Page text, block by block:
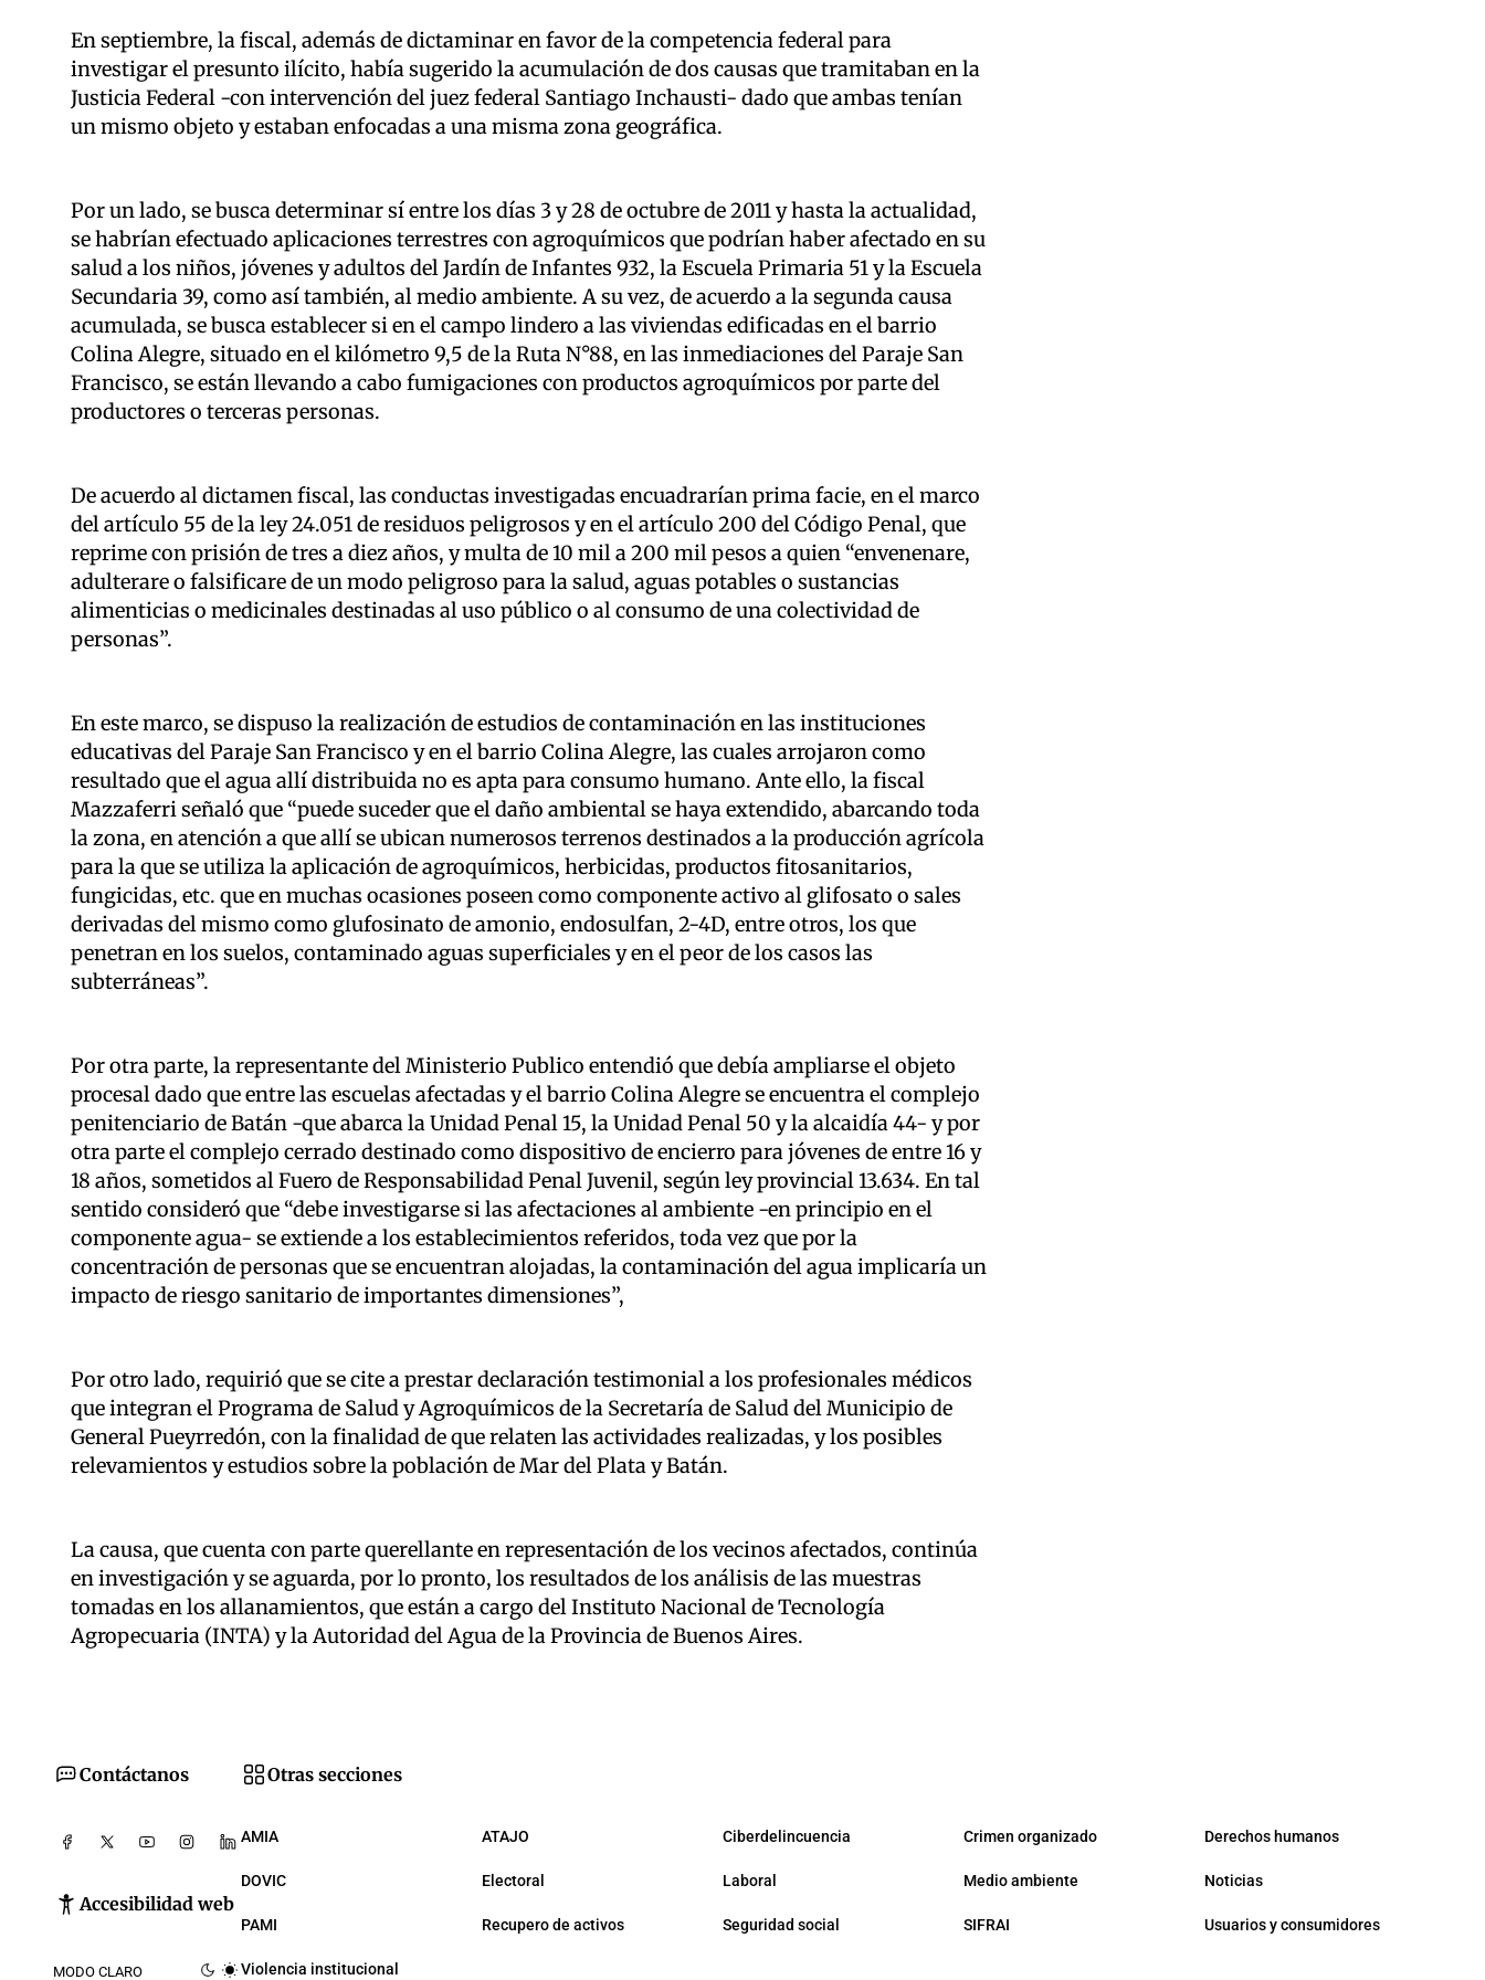
En septiembre, la fiscal, además de dictaminar en favor de la competencia federal para
investigar el presunto ilícito, había sugerido la acumulación de dos causas que tramitaban en la
Justicia Federal -con intervención del juez federal Santiago Inchausti- dado que ambas tenían
un mismo objeto y estaban enfocadas a una misma zona geográfica.
Por un lado, se busca determinar sí entre los días 3 y 28 de octubre de 2011 y hasta la actualidad,
se habrían efectuado aplicaciones terrestres con agroquímicos que podrían haber afectado en su
salud a los niños, jóvenes y adultos del Jardín de Infantes 932, la Escuela Primaria 51 y la Escuela
Secundaria 39, como así también, al medio ambiente. A su vez, de acuerdo a la segunda causa
acumulada, se busca establecer si en el campo lindero a las viviendas edificadas en el barrio
Colina Alegre, situado en el kilómetro 9,5 de la Ruta N°88, en las inmediaciones del Paraje San
Francisco, se están llevando a cabo fumigaciones con productos agroquímicos por parte del
productores o terceras personas.
De acuerdo al dictamen fiscal, las conductas investigadas encuadrarían prima facie, en el marco
del artículo 55 de la ley 24.051 de residuos peligrosos y en el artículo 200 del Código Penal, que
reprime con prisión de tres a diez años, y multa de 10 mil a 200 mil pesos a quien “envenenare,
adulterare o falsificare de un modo peligroso para la salud, aguas potables o sustancias
alimenticias o medicinales destinadas al uso público o al consumo de una colectividad de
personas”.
En este marco, se dispuso la realización de estudios de contaminación en las instituciones
educativas del Paraje San Francisco y en el barrio Colina Alegre, las cuales arrojaron como
resultado que el agua allí distribuida no es apta para consumo humano. Ante ello, la fiscal
Mazzaferri señaló que “puede suceder que el daño ambiental se haya extendido, abarcando toda
la zona, en atención a que allí se ubican numerosos terrenos destinados a la producción agrícola
para la que se utiliza la aplicación de agroquímicos, herbicidas, productos fitosanitarios,
fungicidas, etc. que en muchas ocasiones poseen como componente activo al glifosato o sales
derivadas del mismo como glufosinato de amonio, endosulfan, 2-4D, entre otros, los que
penetran en los suelos, contaminado aguas superficiales y en el peor de los casos las
subterráneas”.
Por otra parte, la representante del Ministerio Publico entendió que debía ampliarse el objeto
procesal dado que entre las escuelas afectadas y el barrio Colina Alegre se encuentra el complejo
penitenciario de Batán -que abarca la Unidad Penal 15, la Unidad Penal 50 y la alcaidía 44- y por
otra parte el complejo cerrado destinado como dispositivo de encierro para jóvenes de entre 16 y
18 años, sometidos al Fuero de Responsabilidad Penal Juvenil, según ley provincial 13.634. En tal
sentido consideró que “debe investigarse si las afectaciones al ambiente -en principio en el
componente agua- se extiende a los establecimientos referidos, toda vez que por la
concentración de personas que se encuentran alojadas, la contaminación del agua implicaría un
impacto de riesgo sanitario de importantes dimensiones”,
Por otro lado, requirió que se cite a prestar declaración testimonial a los profesionales médicos
que integran el Programa de Salud y Agroquímicos de la Secretaría de Salud del Municipio de
General Pueyrredón, con la finalidad de que relaten las actividades realizadas, y los posibles
relevamientos y estudios sobre la población de Mar del Plata y Batán.
La causa, que cuenta con parte querellante en representación de los vecinos afectados, continúa
en investigación y se aguarda, por lo pronto, los resultados de los análisis de las muestras
tomadas en los allanamientos, que están a cargo del Instituto Nacional de Tecnología
Agropecuaria (INTA) y la Autoridad del Agua de la Provincia de Buenos Aires.
Contáctanos
Accesibilidad web
MODO CLARO
Otras secciones
AMIA ATAJO Ciberdelincuencia Crimen organizado Derechos humanos
DOVIC Electoral Laboral Medio ambiente Noticias
PAMI Recupero de activos Seguridad social SIFRAI Usuarios y consumidores
Violencia institucional